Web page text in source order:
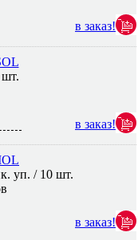
в заказ!
шт.
в заказ!
уп. / 10 шт.
в заказ!